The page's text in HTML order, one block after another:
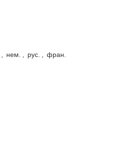
нем. рус. фран.